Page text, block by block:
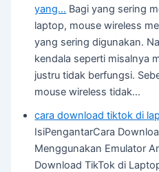
yang… Bagi yang sering
laptop, mouse wireless
yang sering digunakan.
kendala seperti misalnya
justru tidak berfungsi.
mouse wireless tidak…
cara download tiktok di
IsiPengantarCara
Menggunakan Emulator
Download TikTok di